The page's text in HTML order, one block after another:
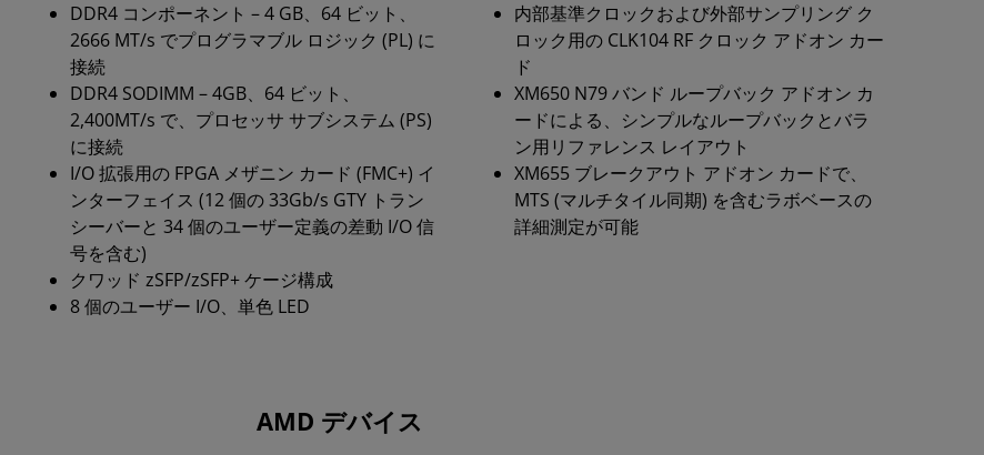
DDR4 コンポーネント – 4 GB、64 ビット、
2666 MT/s でプログラマブル ロジック (PL) に
接続
DDR4 SODIMM – 4GB、64 ビット、
2,400MT/s で、プロセッサ サブシステム (PS)
に接続
I/O 拡張用の FPGA メザニン カード (FMC+) イ
ンターフェイス (12 個の 33Gb/s GTY トラン
シーバーと 34 個のユーザー定義の差動 I/O 信
号を含む)
クワッド zSFP/zSFP+ ケージ構成
8 個のユーザー I/O、単色 LED
内部基準クロックおよび外部サンプリング ク
ロック用の CLK104 RF クロック アドオン カー
ド
XM650 N79 バンド ループバック アドオン カ
ードによる、シンプルなループバックとバラ
ン用リファレンス レイアウト
XM655 ブレークアウト アドオン カードで、
MTS (マルチタイル同期) を含むラボベースの
詳細測定が可能
AMD デバイス